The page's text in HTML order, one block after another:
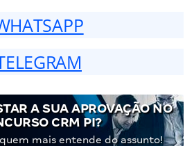
A SUA APROVAÇÃO NO
CRM PI?
mais entende do assunto!